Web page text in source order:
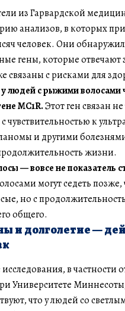
из Гарвардской
анализов, в которых
человек. Они
гены, которые отвечают
связаны с рисками для
у людей с рыжими волосами
MC1R.Этот ген связан
чувствительностью к
и другими
жизни.
— вовсе не показатель
могут седеть позже,
но с
общего.
и долголетие —
в частности
Университете
что у людей со